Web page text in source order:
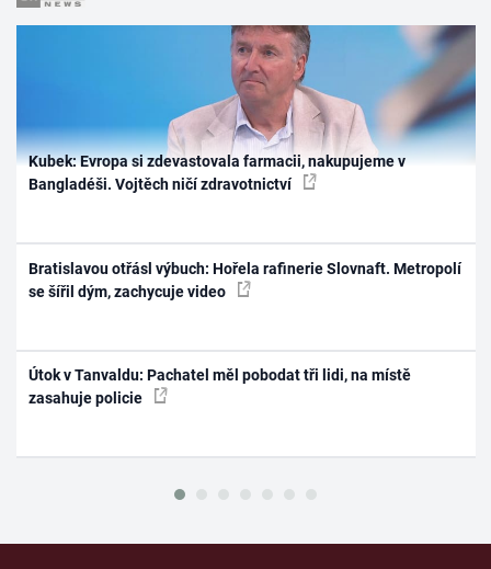
Kubek: Evropa si zdevastovala farmacii, nakupujeme v
Bangladéši. Vojtěch ničí zdravotnictví
Bratislavou otřásl výbuch: Hořela rafinerie Slovnaft. Metropolí
se šířil dým, zachycuje video
Útok v Tanvaldu: Pachatel měl pobodat tři lidi, na místě
zasahuje policie